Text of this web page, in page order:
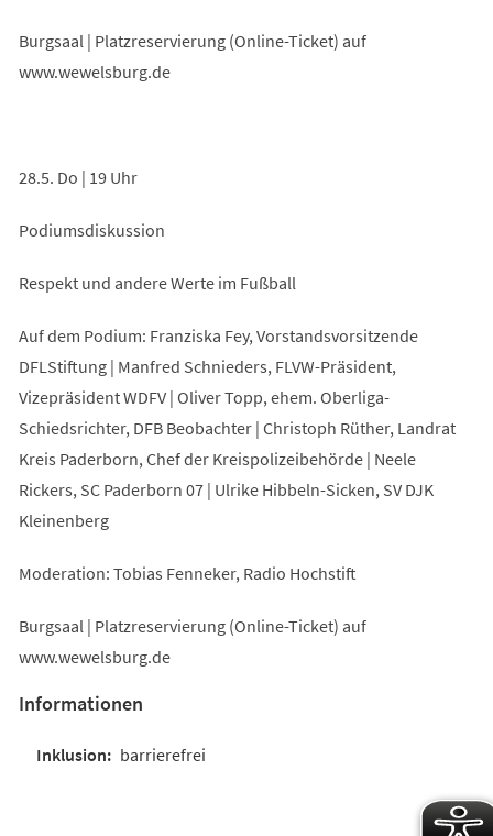
Burgsaal | Platzreservierung (Online-Ticket) auf
www.wewelsburg.de
28.5. Do | 19 Uhr
Podiumsdiskussion
Respekt und andere Werte im Fußball
Auf dem Podium: Franziska Fey, Vorstandsvorsitzende
DFLStiftung | Manfred Schnieders, FLVW-Präsident,
Vizepräsident WDFV | Oliver Topp, ehem. Oberliga-
Schiedsrichter, DFB Beobachter | Christoph Rüther, Landrat
Kreis Paderborn, Chef der Kreispolizeibehörde | Neele
Rickers, SC Paderborn 07 | Ulrike Hibbeln-Sicken, SV DJK
Kleinenberg
Moderation: Tobias Fenneker, Radio Hochstift
Burgsaal | Platzreservierung (Online-Ticket) auf
www.wewelsburg.de
Informationen
barrierefrei